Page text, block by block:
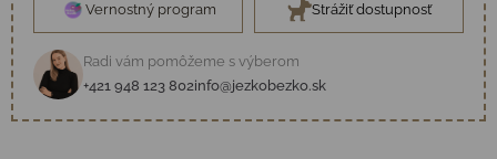
Vernostný program Strážiť dostupnosť
Radi vám pomôžeme s výberom
+421 948 123 802info@jezkobezko.sk